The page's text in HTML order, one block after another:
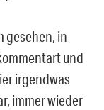
gesehen, in
und
irgendwas
immer wieder